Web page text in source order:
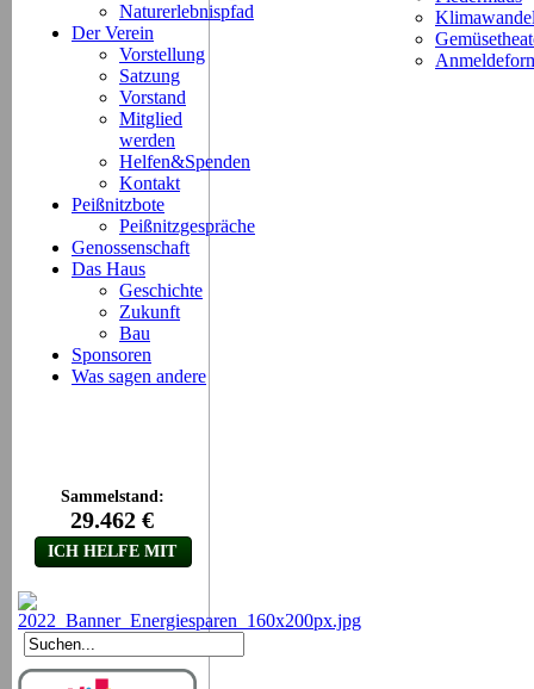
Naturerlebnispfad
Der Verein
Vorstellung
Satzung
Vorstand
Mitglied
werden
Helfen&Spenden
Kontakt
Peißnitzbote
Peißnitzgespräche
Genossenschaft
Das Haus
Geschichte
Zukunft
Bau
Sponsoren
Was sagen andere